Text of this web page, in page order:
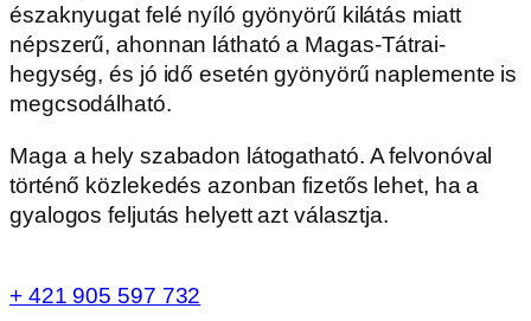
északnyugat felé nyíló gyönyörű kilátás miatt
népszerű, ahonnan látható a Magas-Tátrai-
hegység, és jó idő esetén gyönyörű naplemente is
megcsodálható.
Maga a hely szabadon látogatható. A felvonóval
történő közlekedés azonban fizetős lehet, ha a
gyalogos feljutás helyett azt választja.
+ 421 905 597 732